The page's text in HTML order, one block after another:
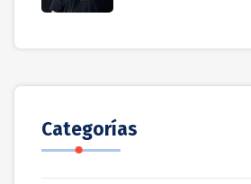
Categorías